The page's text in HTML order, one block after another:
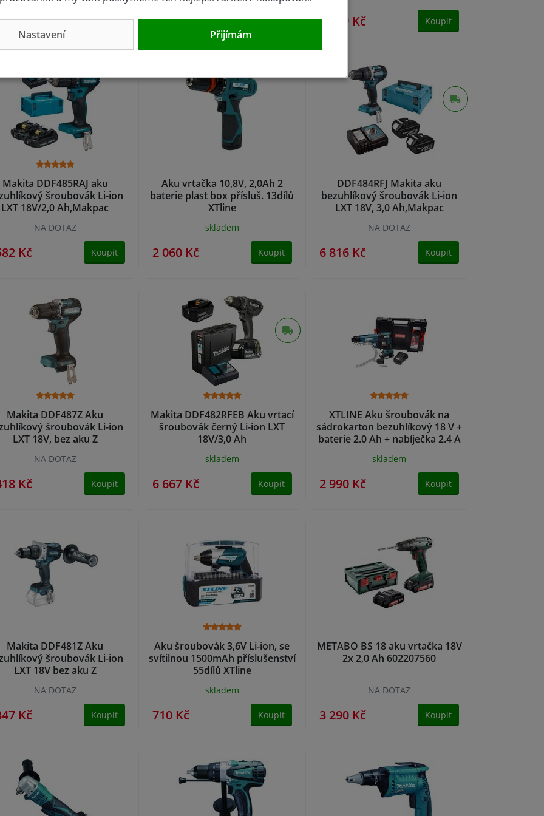
Kč Koupit 1 590 Kč Koupit 4 999 Kč Koupit
Makita DDF485RAJ aku
šroubovák Li-ion
LXT 18V/2,0 Ah,Makpac
NA DOTAZ
Kč Koupit
Aku vrtačka 10,8V, 2,0Ah 2
baterie plast box přísluš. 13dílů
XTline
skladem
2 060 Kč Koupit
DDF484RFJ Makita aku
bezuhlíkový šroubovák Li-ion
LXT 18V, 3,0 Ah,Makpac
NA DOTAZ
6 816 Kč Koupit
Makita DDF487Z Aku
šroubovák Li-ion
LXT 18V, bez aku Z
NA DOTAZ
Kč Koupit
Makita DDF482RFEB Aku vrtací
šroubovák černý Li-ion LXT
18V/3,0 Ah
skladem
6 667 Kč Koupit
XTLINE Aku šroubovák na
sádrokarton bezuhlíkový 18 V +
baterie 2.0 Ah + nabíječka 2.4 A
skladem
2 990 Kč Koupit
Makita DDF481Z Aku
šroubovák Li-ion
LXT 18V bez aku Z
NA DOTAZ
Kč Koupit
Aku šroubovák 3,6V Li-ion, se
svítilnou 1500mAh příslušenství
55dílů XTline
skladem
710 Kč Koupit
METABO BS 18 aku vrtačka 18V
2x 2,0 Ah 602207560
NA DOTAZ
3 290 Kč Koupit
Nastavení Přijímám